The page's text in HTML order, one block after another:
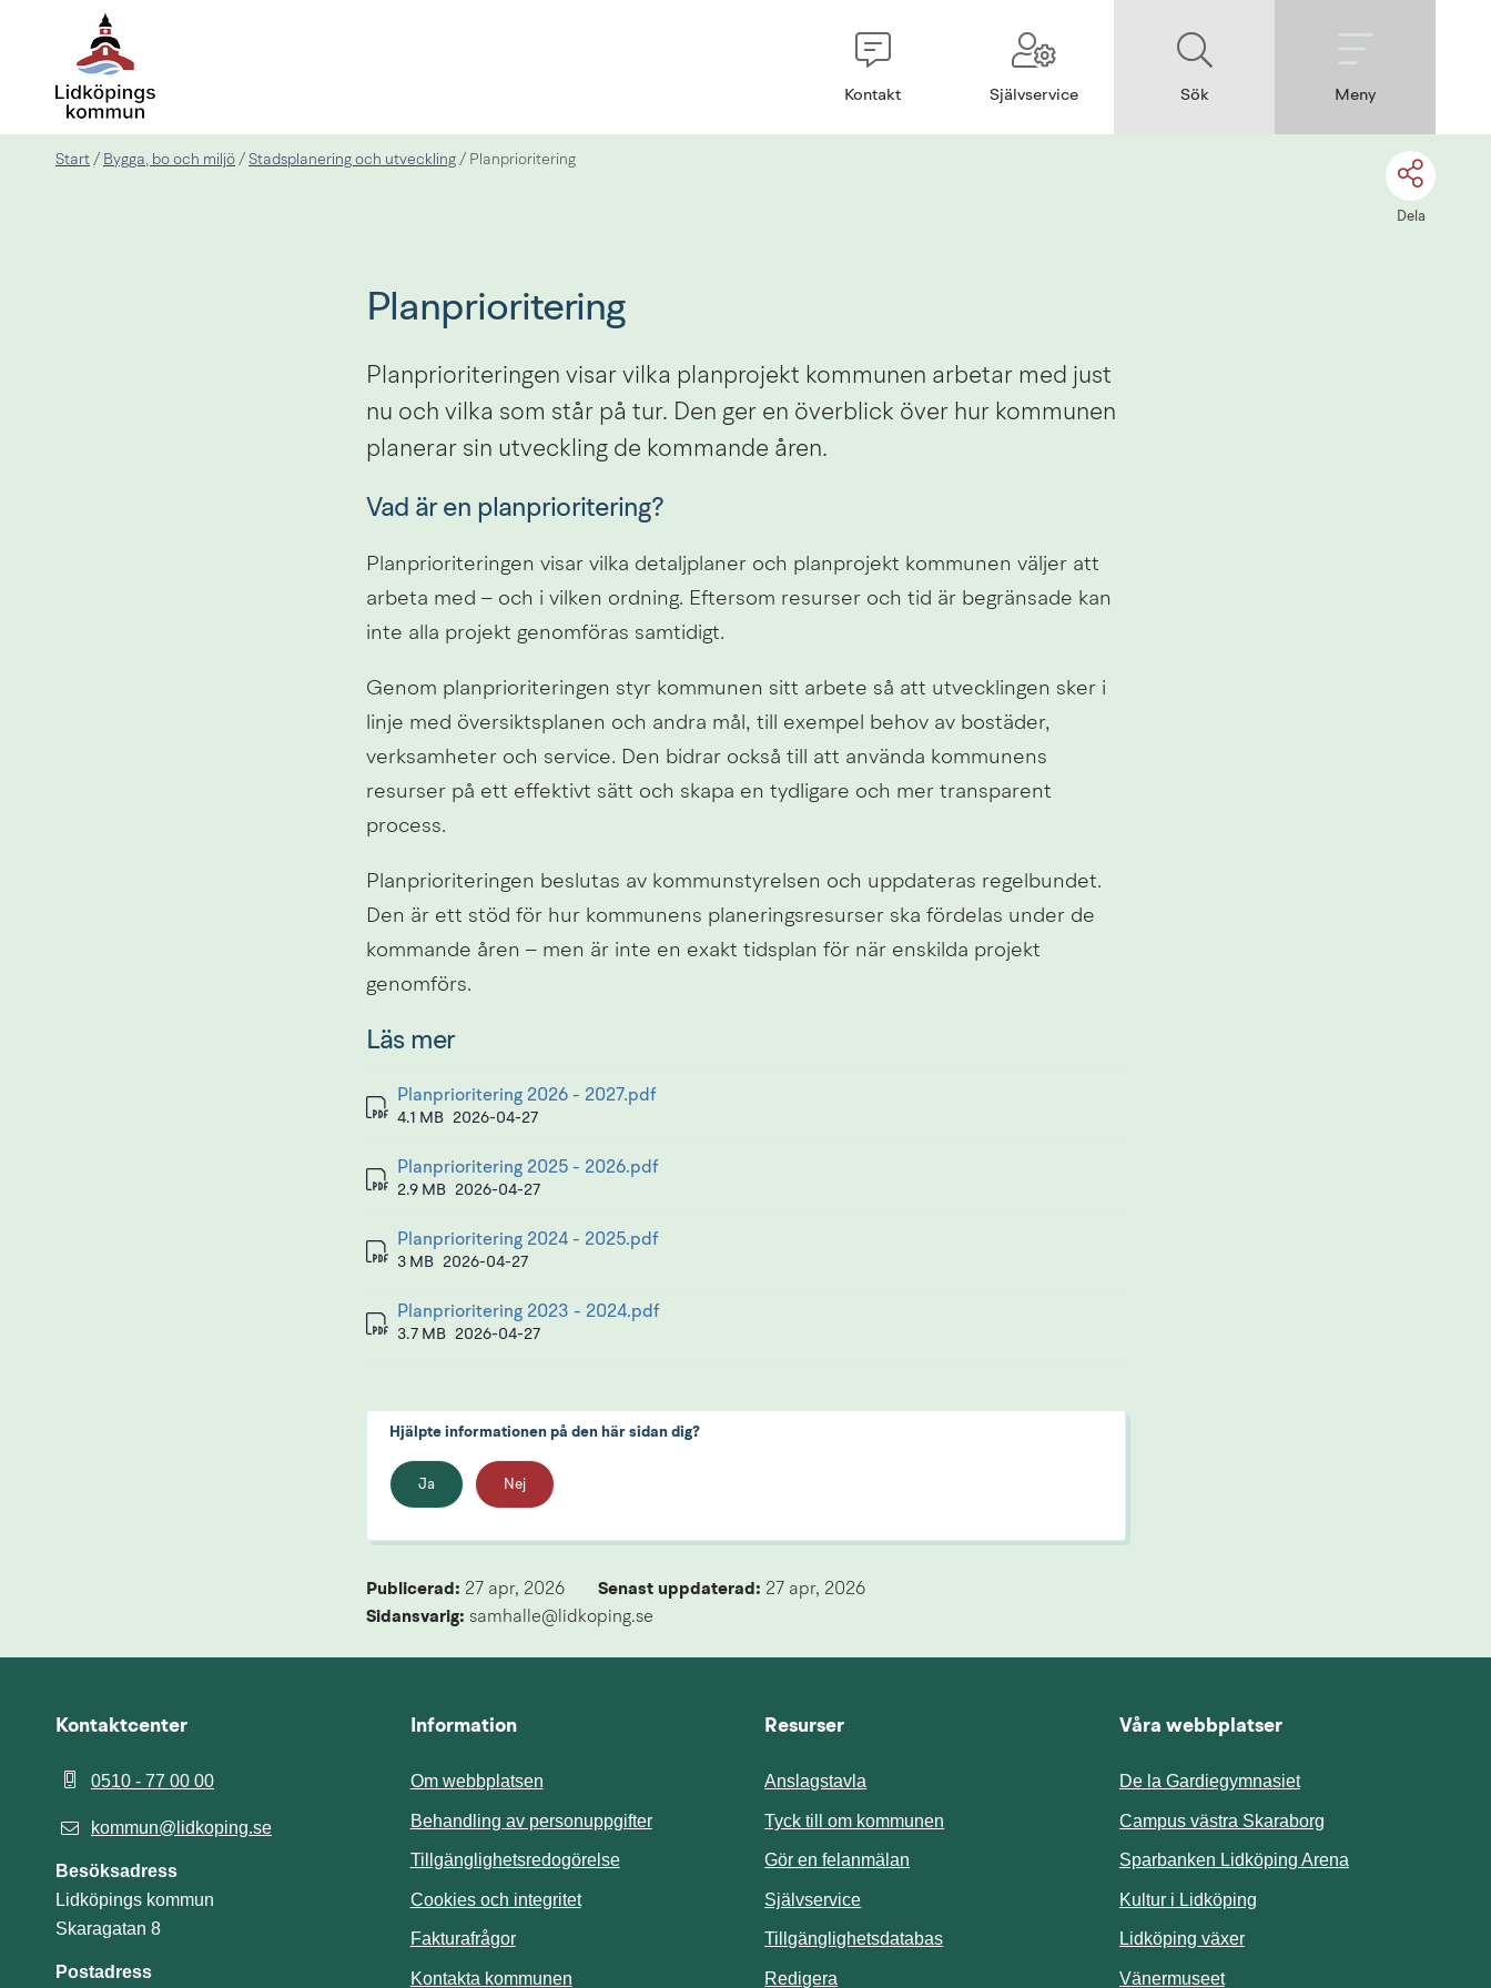
Kontakt Självservice Sök Meny
Start / Bygga, bo och miljö / Stadsplanering och utveckling / Planprioritering
Dela
Planprioritering
Planprioriteringen visar vilka planprojekt kommunen arbetar med just
nu och vilka som står på tur. Den ger en överblick över hur kommunen
planerar sin utveckling de kommande åren.
Vad är en planprioritering?
Planprioriteringen visar vilka detaljplaner och planprojekt kommunen väljer att
arbeta med – och i vilken ordning. Eftersom resurser och tid är begränsade kan
inte alla projekt genomföras samtidigt.
Genom planprioriteringen styr kommunen sitt arbete så att utvecklingen sker i
linje med översiktsplanen och andra mål, till exempel behov av bostäder,
verksamheter och service. Den bidrar också till att använda kommunens
resurser på ett effektivt sätt och skapa en tydligare och mer transparent
process.
Planprioriteringen beslutas av kommunstyrelsen och uppdateras regelbundet.
Den är ett stöd för hur kommunens planeringsresurser ska fördelas under de
kommande åren – men är inte en exakt tidsplan för när enskilda projekt
genomförs.
Läs mer
pdf
Planprioritering 2026 - 2027.pdf
4.1 MB 2026-04-27
pdf
Planprioritering 2025 - 2026.pdf
2.9 MB 2026-04-27
pdf
Planprioritering 2024 - 2025.pdf
3 MB 2026-04-27
pdf
Planprioritering 2023 - 2024.pdf
3.7 MB 2026-04-27
Hjälpte informationen på den här sidan dig?
Ja Nej
Publicerad: 27 apr, 2026 Senast uppdaterad: 27 apr, 2026
Sidansvarig: samhalle@lidkoping.se
Kontaktcenter
0510 - 77 00 00
kommun@lidkoping.se
Besöksadress
Lidköpings kommun
Skaragatan 8
Postadress
Information
Om webbplatsen
Behandling av personuppgifter
Tillgänglighetsredogörelse
Cookies och integritet
Fakturafrågor
Kontakta kommunen
Resurser
Anslagstavla
Tyck till om kommunen Länk till annan webbplats.
Gör en felanmälan
SjälvserviceLänk till annan webbplats.
TillgänglighetsdatabasLänk till annan webbplats.
Redigera
Våra webbplatser
De la Gardiegymnasiet
Campus västra Skaraborg
Sparbanken Lidköping Arena
Kultur i Lidköping
Lidköping växer
Vänermuseet